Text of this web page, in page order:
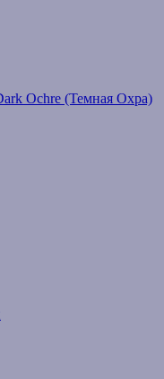
Ochre (Темная Охра)